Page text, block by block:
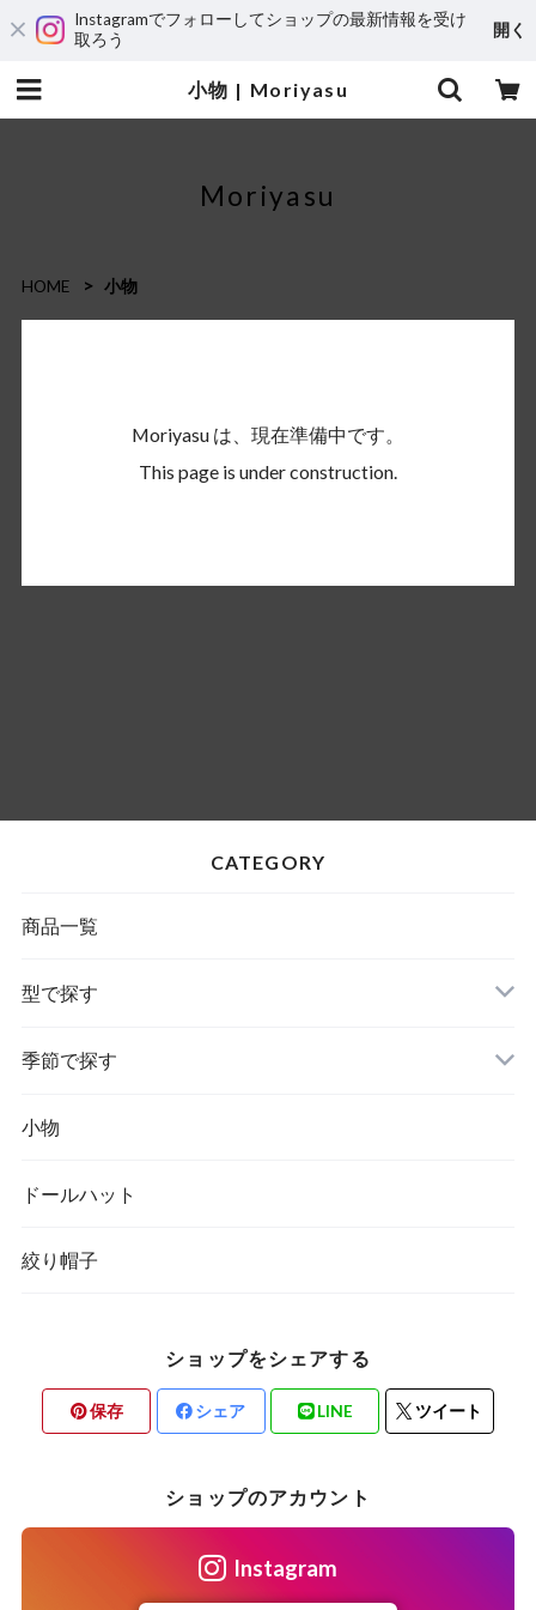
Instagramでフォローしてショップの最新情報を受け
取ろう
開く
小物 | Moriyasu
Moriyasu
HOME 小物
Moriyasu は、現在準備中です。
This page is under construction.
CATEGORY
商品一覧
型で探す
季節で探す
SS（春・夏）
AW（秋・冬）
小物
ドールハット
絞り帽子
ショップをシェアする
保存 シェア LINE ツイート
ショップのアカウント
Instagram